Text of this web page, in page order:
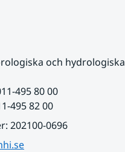
och hydrologiska
495 80 00
495 82 00
202100-0696